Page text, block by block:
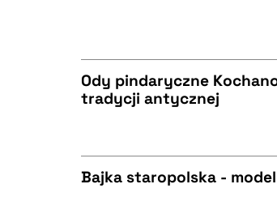
Ody pindaryczne
tradycji antycznej
Bajka staropolska -